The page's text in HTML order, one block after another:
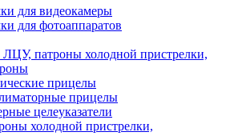
для видеокамеры
для фотоаппаратов
патроны холодной пристрелки,
прицелы
прицелы
целеуказатели
холодной пристрелки,